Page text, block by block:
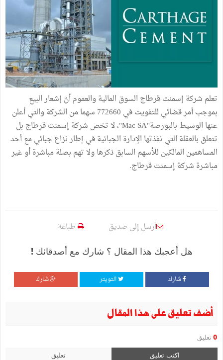
تعلم شركة إسمنت قرطاج السوق المالية والعموم أنّ إشعار البيع
بموجب أمر قضائي للتفويت في 772660 سهما من الشركة والتي أعلن
عنها الوسيط بالبورصة"Mac SA"، لا تخص شركة إسمنت قرطاج بل
تتعلق بالعقلة التي نفذتها الإدارة الجبائية في إطار نزاع جبائي مع أحد
المساهمين المالكين للأسهم السابق ذكرها ولا تهم بصلة مباشرة أو غير
مباشرة شركة إسمنت قرطاج.
أرسل إلى صديق طباعة
هل أعجبك هذا المقال ؟ شارك مع أصدقائك !
شارك التويتر شارك
أضف تعليق على هذا المقال
0 تعليق
اكتب تعليق تعليق